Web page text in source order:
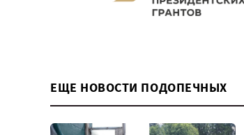
ЕЩЕ НОВОСТИ ПОДОПЕЧНЫХ